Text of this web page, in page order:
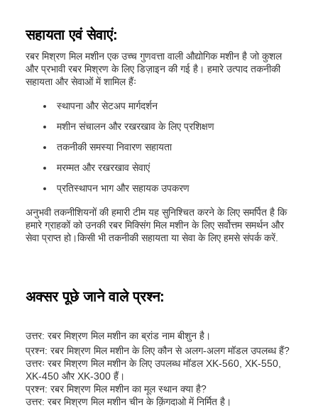
सहायता एवं सेवाएं:
रबर मिश्रण मिल मशीन एक उच्च गुणवत्ता वाली औद्योगिक मशीन है जो कुशल
और प्रभावी रबर मिश्रण के लिए डिज़ाइन की गई है। हमारे उत्पाद तकनीकी
सहायता और सेवाओं में शामिल हैंः
स्थापना और सेटअप मार्गदर्शन
मशीन संचालन और रखरखाव के लिए प्रशिक्षण
तकनीकी समस्या निवारण सहायता
मरम्मत और रखरखाव सेवाएं
प्रतिस्थापन भाग और सहायक उपकरण
अनुभवी तकनीशियनों की हमारी टीम यह सुनिश्चित करने के लिए समर्पित है कि
हमारे ग्राहकों को उनकी रबर मिक्सिंग मिल मशीन के लिए सर्वोत्तम समर्थन और
सेवा प्राप्त हो।किसी भी तकनीकी सहायता या सेवा के लिए हमसे संपर्क करें.
अक्सर पूछे जाने वाले प्रश्न:
उत्तर: रबर मिश्रण मिल मशीन का ब्रांड नाम बीशुन है।
प्रश्न: रबर मिश्रण मिल मशीन के लिए कौन से अलग-अलग मॉडल उपलब्ध हैं?
उत्तरः रबर मिश्रण मिल मशीन के लिए उपलब्ध मॉडल XK-560, XK-550,
XK-450 और XK-300 हैं।
प्रश्न: रबर मिश्रण मिल मशीन का मूल स्थान क्या है?
उत्तर: रबर मिश्रण मिल मशीन चीन के क़िंगदाओ में निर्मित है।